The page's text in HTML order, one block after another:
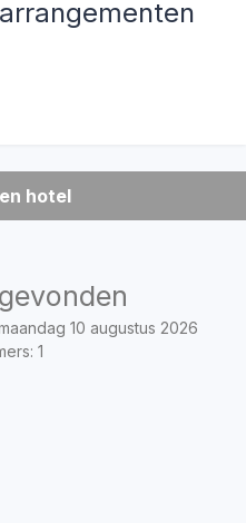
hotel
10 augustus 2026
1